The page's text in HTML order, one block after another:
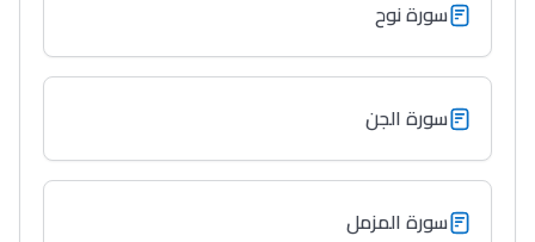
سورة نوح
سورة الجن
سورة المزمل